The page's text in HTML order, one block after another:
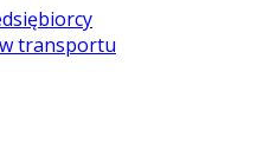
transportu